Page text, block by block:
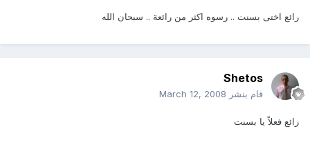
رائع اختى بسنت .. رسوه اكثر من رائعة .. سبحان الله
Shetos
قام بنشر March 12, 2008
رائع فعلاً يا بسنت